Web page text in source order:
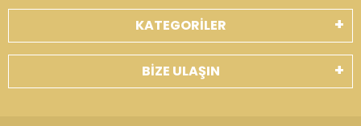
KATEGORİLER
BİZE ULAŞIN